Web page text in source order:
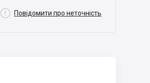
 Повідомити про неточність